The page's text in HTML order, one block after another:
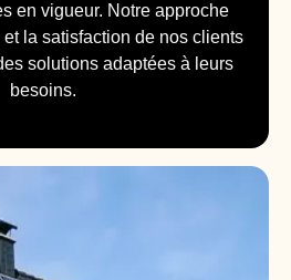
en vigueur. Notre approche
la satisfaction de nos clients
solutions adaptées à leurs
besoins.